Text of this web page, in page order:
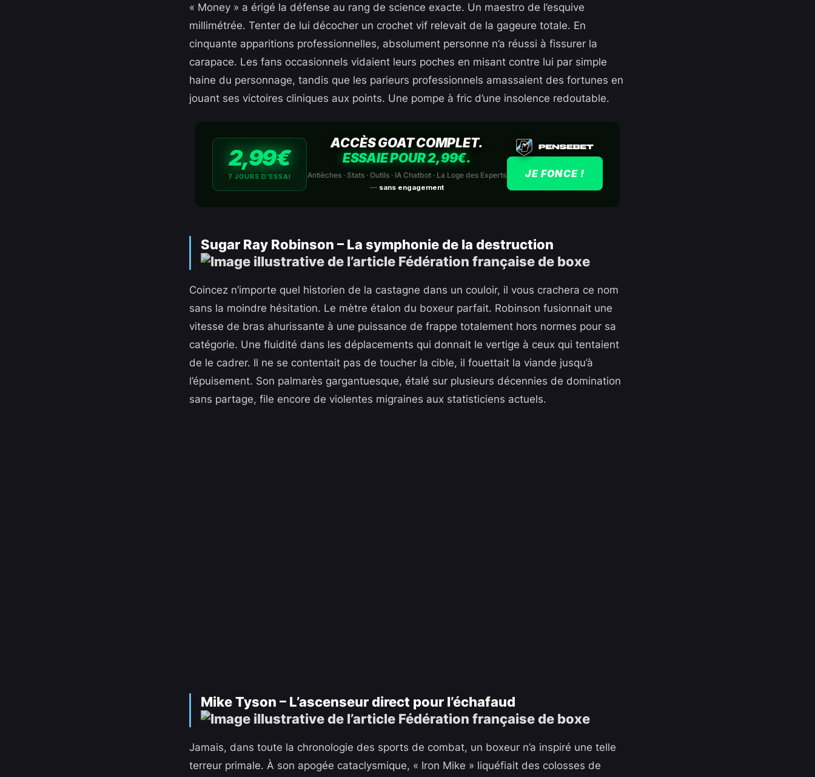
« Money » a érigé la défense au rang de science exacte. Un maestro de l’esquive
millimétrée. Tenter de lui décocher un crochet vif relevait de la gageure totale. En
cinquante apparitions professionnelles, absolument personne n’a réussi à fissurer la
carapace. Les fans occasionnels vidaient leurs poches en misant contre lui par simple
haine du personnage, tandis que les parieurs professionnels amassaient des fortunes en
jouant ses victoires cliniques aux points. Une pompe à fric d’une insolence redoutable.
2,99€
7 JOURS D’ESSAI
ACCÈS GOAT COMPLET.
ESSAIE POUR 2,99€.
Antièches · Stats · Outils · IA Chatbot · La Loge des Experts
— sans engagement
JE FONCE !
Sugar Ray Robinson – La symphonie de la destruction
Coincez n’importe quel historien de la castagne dans un couloir, il vous crachera ce nom
sans la moindre hésitation. Le mètre étalon du boxeur parfait. Robinson fusionnait une
vitesse de bras ahurissante à une puissance de frappe totalement hors normes pour sa
catégorie. Une fluidité dans les déplacements qui donnait le vertige à ceux qui tentaient
de le cadrer. Il ne se contentait pas de toucher la cible, il fouettait la viande jusqu’à
l’épuisement. Son palmarès gargantuesque, étalé sur plusieurs décennies de domination
sans partage, file encore de violentes migraines aux statisticiens actuels.
Mike Tyson – L’ascenseur direct pour l’échafaud
Jamais, dans toute la chronologie des sports de combat, un boxeur n’a inspiré une telle
terreur primale. À son apogée cataclysmique, « Iron Mike » liquéfiait des colosses de